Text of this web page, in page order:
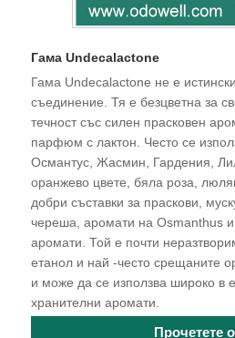
Гама Undecalactone
Гама Undecalactone не е
съединение. Тя е безцветна за
течност със силен прасковен
парфюм с лактон. Често се
Османтус, Жасмин, Гардения,
оранжево цвете, бяла роза,
добри съставки за праскови,
череша, аромати на Osmanthus и
аромати. Той е почти
етанол и най -често срещаните
и може да се използва широко в
хранителни аромати.
Прочетете